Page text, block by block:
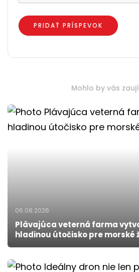
Mohlo by vás
06.08.2026
Plávajúca veterná farma
hladinou útočisko pre morské